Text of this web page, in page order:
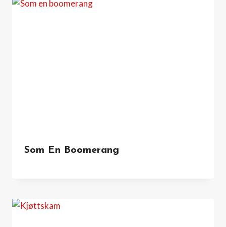
Som En Boomerang